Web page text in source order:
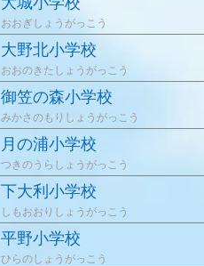
おおぎしょうがっこう
大野北小学校
おおのきたしょうがっこう
御笠の森小学校
みかさのもりしょうがっこう
月の浦小学校
つきのうらしょうがっこう
下大利小学校
しもおおりしょうがっこう
平野小学校
ひらのしょうがっこう